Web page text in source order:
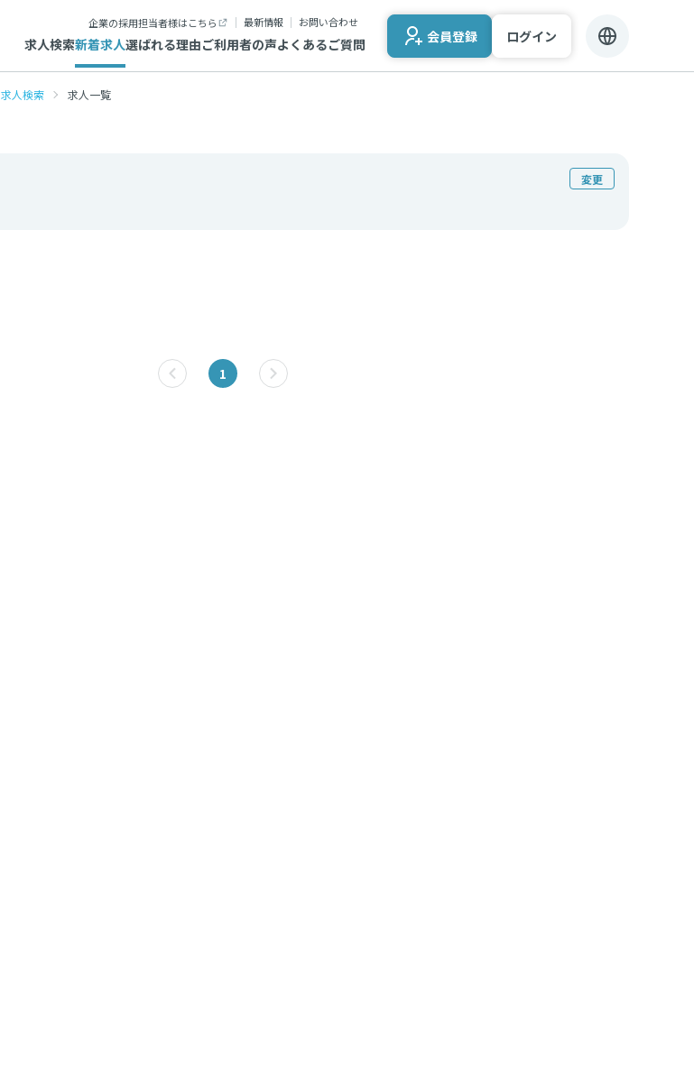
求人検索新着求人選ばれる理由ご利用者の声よくあるご質問
企業の採用担当者様はこちら 最新情報 お問い合わせ
会員登録 ログイン
求人検索 求人一覧
変更
1